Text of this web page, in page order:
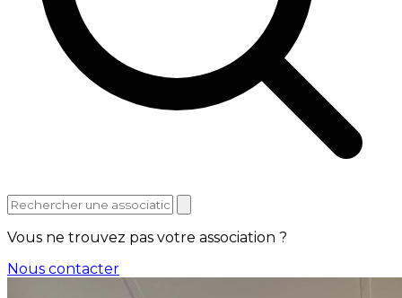
Vous ne trouvez pas votre association ?
Nous contacter